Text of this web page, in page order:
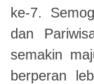
ke-7.
dan
semakin
berperan